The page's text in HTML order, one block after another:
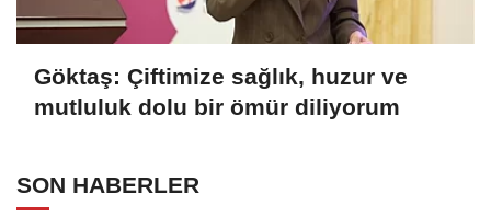
Göktaş: Çiftimize sağlık, huzur ve
mutluluk dolu bir ömür diliyorum
SON HABERLER